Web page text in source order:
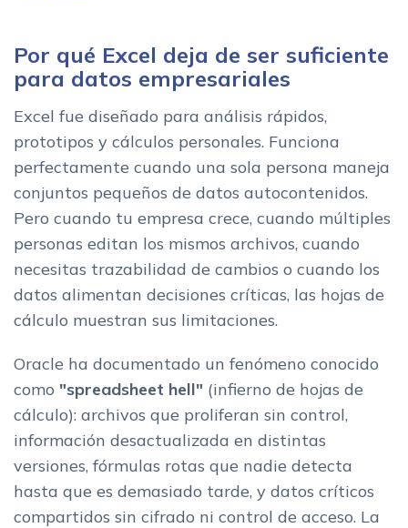
Cuando Excel sigue siendo la mejor opcion
Alternativas a Excel segun el tipo de dato
Plataformas de gestion todo-en-uno
Software especializado por dominio
Como decidir cuando migrar
Planificacion de la migracion: siete pasos practicos
Errores frecuentes al buscar alternativas a Excel
Preguntas frecuentes sobre alternativas a Excel
¿Cuanto cuesta migrar de Excel a una base de datos o
¿Necesito conocimientos tecnicos para usar
alternativas no-code?
dato
Mas contenido relacionado
Por qué Excel deja de ser suficiente
para datos empresariales
Excel fue diseñado para análisis rápidos,
prototipos y cálculos personales. Funciona
perfectamente cuando una sola persona maneja
conjuntos pequeños de datos autocontenidos.
Pero cuando tu empresa crece, cuando múltiples
personas editan los mismos archivos, cuando
necesitas trazabilidad de cambios o cuando los
datos alimentan decisiones críticas, las hojas de
cálculo muestran sus limitaciones.
Oracle ha documentado un fenómeno conocido
como "spreadsheet hell" (infierno de hojas de
cálculo): archivos que proliferan sin control,
información desactualizada en distintas
versiones, fórmulas rotas que nadie detecta
hasta que es demasiado tarde, y datos críticos
compartidos sin cifrado ni control de acceso. La